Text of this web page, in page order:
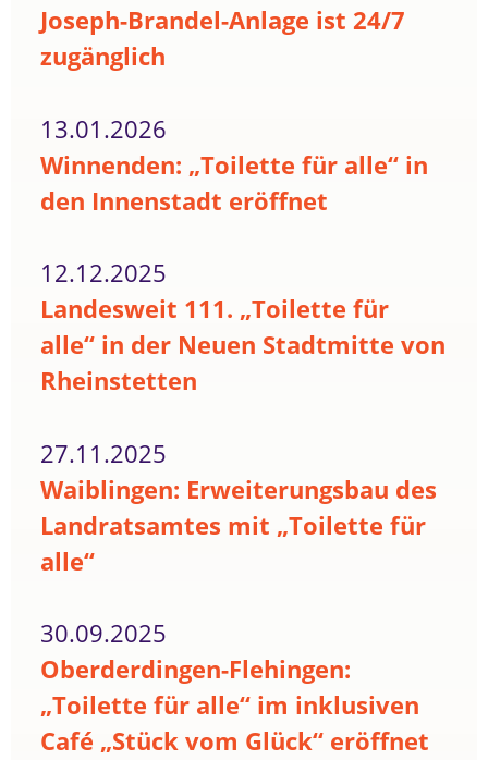
Joseph-Brandel-Anlage ist 24/7
zugänglich
13.01.2026
Winnenden: „Toilette für alle“ in
den Innenstadt eröffnet
12.12.2025
Landesweit 111. „Toilette für
alle“ in der Neuen Stadtmitte von
Rheinstetten
27.11.2025
Waiblingen: Erweiterungsbau des
Landratsamtes mit „Toilette für
alle“
30.09.2025
Oberderdingen-Flehingen:
„Toilette für alle“ im inklusiven
Café „Stück vom Glück“ eröffnet